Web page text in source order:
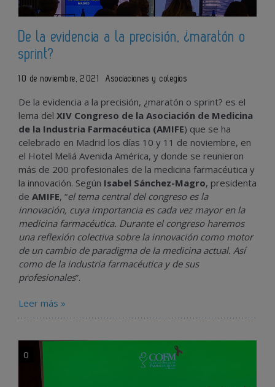
De la evidencia a la precisión, ¿maratón o
sprint?
10 de noviembre, 2021 Asociaciones y colegios
De la evidencia a la precisión, ¿maratón o sprint? es el
lema del XIV Congreso de la Asociación de Medicina
de la Industria Farmacéutica (AMIFE) que se ha
celebrado en Madrid los días 10 y 11 de noviembre, en
el Hotel Meliá Avenida América, y donde se reunieron
más de 200 profesionales de la medicina farmacéutica y
la innovación. Según Isabel Sánchez-Magro, presidenta
de AMIFE, “el tema central del congreso es la
innovación, cuya importancia es cada vez mayor en la
medicina farmacéutica. Durante el congreso haremos
una reflexión colectiva sobre la innovación como motor
de un cambio de paradigma de la medicina actual. Así
como de la industria farmacéutica y de sus
profesionales”.
Leer más »
0